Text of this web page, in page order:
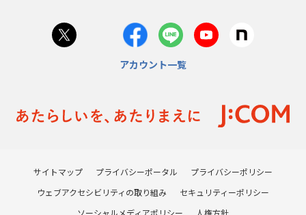
アカウント一覧
サイトマップ プライバシーポータル
プライバシーポリシー
ウェブアクセシビリティの取り組み
セキュリティーポリシー
ソーシャルメディアポリシー
人権方針